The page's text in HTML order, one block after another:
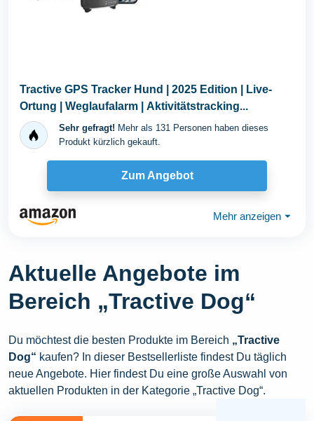
Tractive GPS Tracker Hund | 2025 Edition | Live-
Ortung | Weglaufalarm | Aktivitätstracking...
Sehr gefragt! Mehr als 131 Personen haben dieses
Produkt kürzlich gekauft.
Zum Angebot
Mehr anzeigen ⏷
Aktuelle Angebote im
Bereich „Tractive Dog“
Du möchtest die besten Produkte im Bereich „Tractive
Dog“ kaufen? In dieser Bestsellerliste findest Du täglich
neue Angebote. Hier findest Du eine große Auswahl von
aktuellen Produkten in der Kategorie „Tractive Dog“.